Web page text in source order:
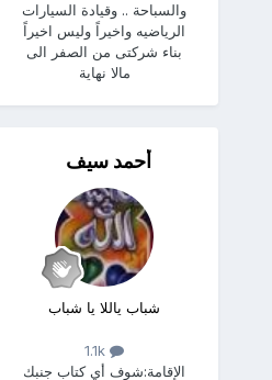
والسباحة .. وقيادة السيارات
الرياضيه واخيراً وليس اخيراً
بناء شركتى من الصفر الى
مالا نهاية
أحمد سيف
شباب ياللا يا شباب
1.1k
الإقامة:شوف أي كتاب جنبك